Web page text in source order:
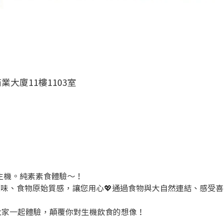
大廈11樓1103室
。純素素食體驗～！
、食物原始質感，讓您用心💖通過食物與大自然連結、感受喜
一起體驗，顛覆你對生機飲食的想像！